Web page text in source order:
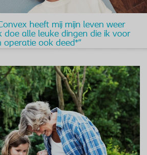
heeft mij mijn leven weer
doe alle leuke dingen die ik voor
operatie ook deed*”